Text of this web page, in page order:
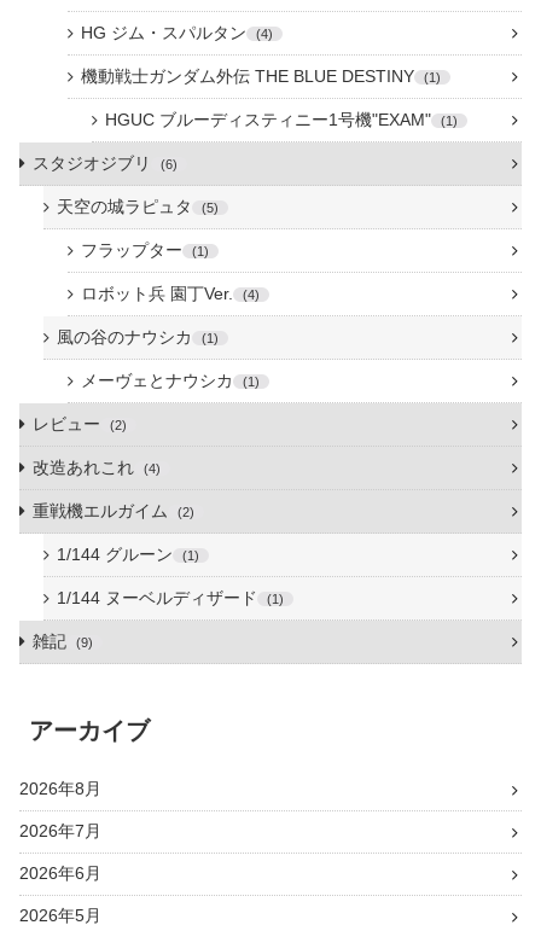
HG ジム・スパルタン 4
機動戦士ガンダム外伝 THE BLUE DESTINY 1
HGUC ブルーディスティニー1号機"EXAM" 1
スタジオジブリ 6
天空の城ラピュタ 5
フラップター 1
ロボット兵 園丁Ver. 4
風の谷のナウシカ 1
メーヴェとナウシカ 1
レビュー 2
改造あれこれ 4
重戦機エルガイム 2
1/144 グルーン 1
1/144 ヌーベルディザード 1
雑記 9
アーカイブ
2026年8月
2026年7月
2026年6月
2026年5月